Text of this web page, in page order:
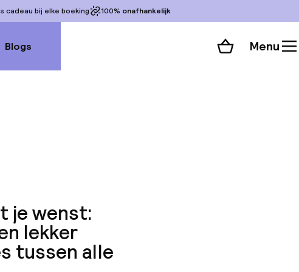
cadeau bij elke boeking 100% onafhankelijk
Blogs Winkelmand
Menu
je wenst:
lekker
tussen alle